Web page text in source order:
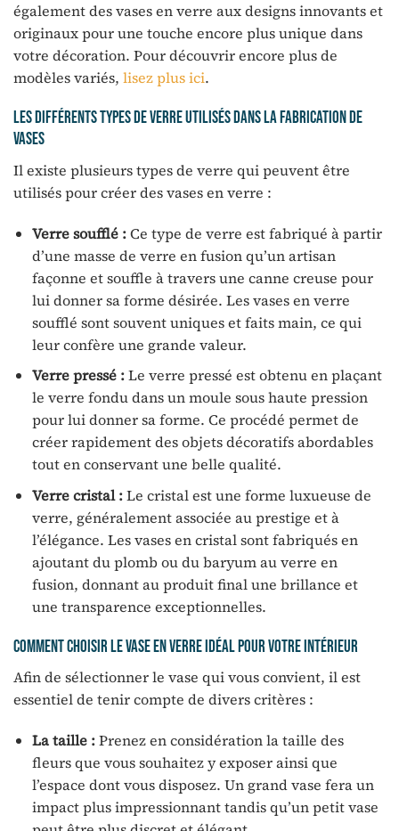
également des vases en verre aux designs innovants et
originaux pour une touche encore plus unique dans
votre décoration. Pour découvrir encore plus de
modèles variés, lisez plus ici.
Les différents types de verre utilisés dans la fabrication de
vases
Il existe plusieurs types de verre qui peuvent être
utilisés pour créer des vases en verre :
Verre soufflé :Ce type de verre est fabriqué à partir
d’une masse de verre en fusion qu’un artisan
façonne et souffle à travers une canne creuse pour
lui donner sa forme désirée. Les vases en verre
soufflé sont souvent uniques et faits main, ce qui
leur confère une grande valeur.
Verre pressé :Le verre pressé est obtenu en plaçant
le verre fondu dans un moule sous haute pression
pour lui donner sa forme. Ce procédé permet de
créer rapidement des objets décoratifs abordables
tout en conservant une belle qualité.
Verre cristal :Le cristal est une forme luxueuse de
verre, généralement associée au prestige et à
l’élégance. Les vases en cristal sont fabriqués en
ajoutant du plomb ou du baryum au verre en
fusion, donnant au produit final une brillance et
une transparence exceptionnelles.
Comment choisir le vase en verre idéal pour votre intérieur
Afin de sélectionner le vase qui vous convient, il est
essentiel de tenir compte de divers critères :
La taille :Prenez en considération la taille des
fleurs que vous souhaitez y exposer ainsi que
l’espace dont vous disposez. Un grand vase fera un
impact plus impressionnant tandis qu’un petit vase